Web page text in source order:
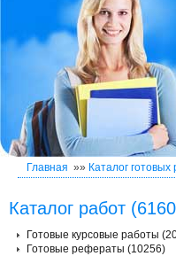
Главная »» Каталог готовых
Каталог работ
Готовые курсовые работы
Готовые рефераты (10256)